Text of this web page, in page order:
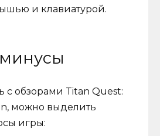
и клавиатурой.
обзорами Titan Quest:
можно выделить
игры: